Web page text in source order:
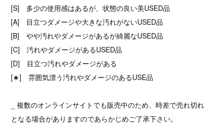
[S] 多少の使用感はあるが、状態の良い美USED品
[A] 目立つダメージや大きな汚れがないUSED品
[B] やや汚れやダメージがあるが綺麗なUSED品
[C] 汚れやダメージがあるUSED品
[D] 目立つ汚れやダメージがある
[★] 雰囲気漂う汚れやダメージのあるUSE品
_ 複数のオンラインサイトでも販売中のため、時差で売れ切れ
となる場合がありますのであらかじめご了承下さい。